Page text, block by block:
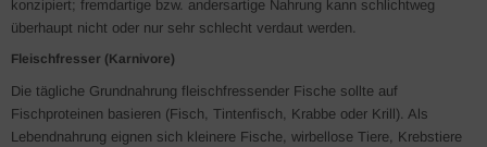
konzipiert; fremdartige bzw. andersartige Nahrung kann schlichtweg
überhaupt nicht oder nur sehr schlecht verdaut werden.
Fleischfresser (Karnivore)
Die tägliche Grundnahrung fleischfressender Fische sollte auf
Fischproteinen basieren (Fisch, Tintenfisch, Krabbe oder Krill). Als
Lebendnahrung eignen sich kleinere Fische, wirbellose Tiere, Krebstiere